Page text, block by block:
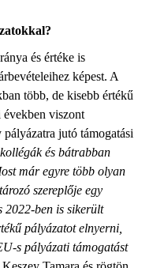
és értéke is
képest. A
több, de kisebb értékű
viszont
jutó támogatási
és bátrabban
már egyre több olyan
szereplője egy
2022-ben is sikerült
pályázatot elnyerni,
s pályázati támogatást